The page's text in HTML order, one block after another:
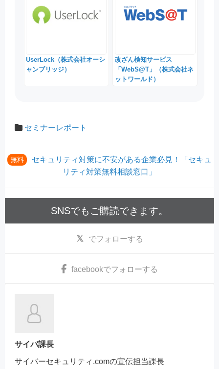
UserLock（株式会社オーシ
ャンブリッジ）
改ざん検知サービス
「WebS@T」（株式会社ネ
ットワールド）
セミナーレポート
無料
セキュリティ対策に不安がある企業必見！「セキュ
リティ対策無料相談窓口」
SNSでもご購読できます。
でフォローする
facebookでフォローする
サイバ課長
サイバーセキュリティ.comの宣伝担当課長